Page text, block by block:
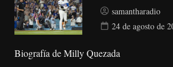
samantharadio
24 de agosto de
Biografía de Milly Quezada